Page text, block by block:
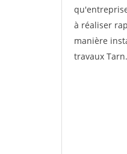
à réaliser
manière
travaux Tarn.